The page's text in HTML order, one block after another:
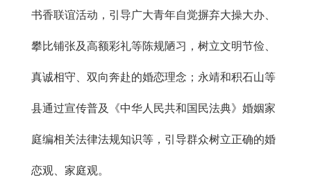
书香联谊活动，引导广大青年自觉摒弃大操大办、
攀比铺张及高额彩礼等陈规陋习，树立文明节俭、
真诚相守、双向奔赴的婚恋理念；永靖和积石山等
县通过宣传普及《中华人民共和国民法典》婚姻家
庭编相关法律法规知识等，引导群众树立正确的婚
恋观、家庭观。